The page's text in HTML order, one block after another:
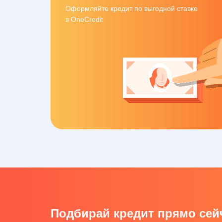
Оформляйте кредит по выгодной ставке
в OneCredit
Подбирай кредит прямо